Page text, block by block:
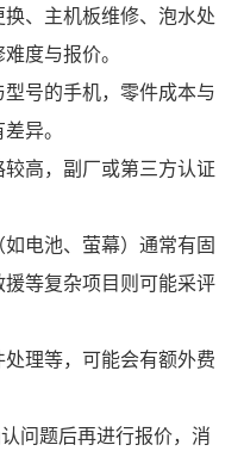
、主机板维修、泡水处
度与报价。
号的手机，零件成本与
异。
高，副厂或第三方认证
电池、萤幕）通常有固
等复杂项目则可能采评
理等，可能会有额外费
问题后再进行报价，消